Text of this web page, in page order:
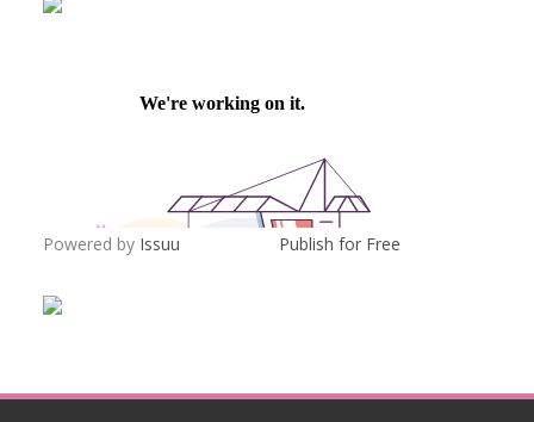
Powered by Issuu Publish for Free